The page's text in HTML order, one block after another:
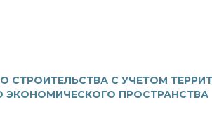
СТРОИТЕЛЬСТВА С УЧЕТОМ
ЭКОНОМИЧЕСКОГО ПРОСТРАНСТВА